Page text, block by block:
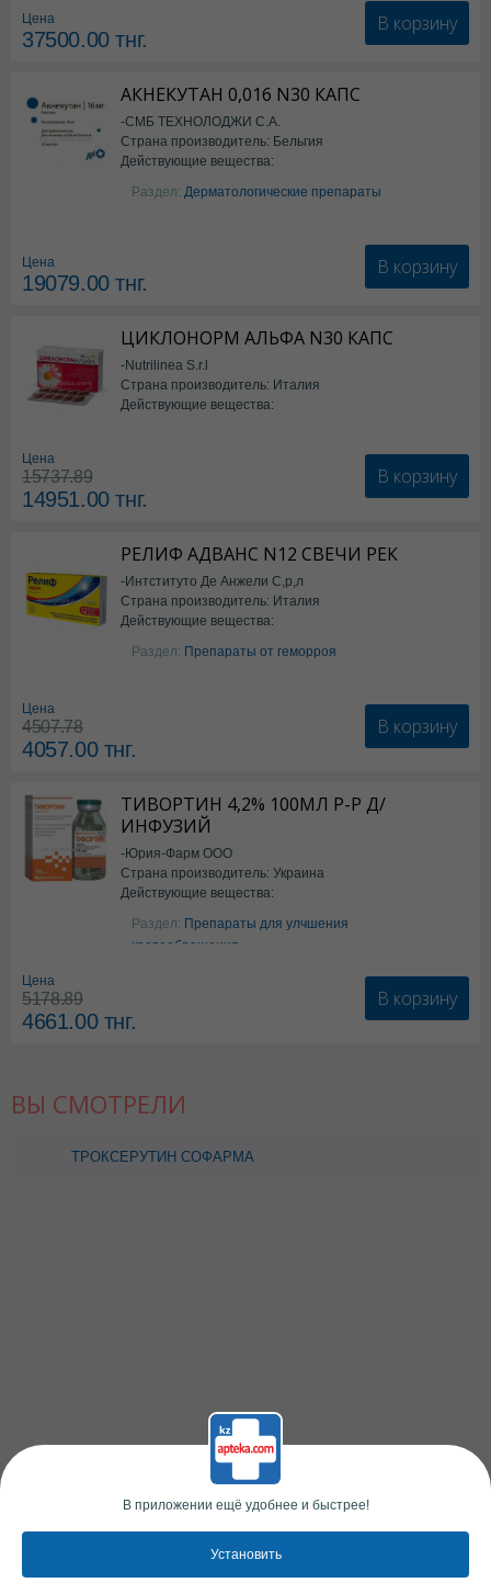
Цена
37500.00тнг.
В корзину
АКНЕКУТАН 0,016 N30 КАПС
-СМБ ТЕХНОЛОДЖИ С.А.
Страна производитель: Бельгия
Действующие вещества:
Изотретиноин
Раздел: Дерматологические препараты
Цена
19079.00тнг.
В корзину
ЦИКЛОНОРМ АЛЬФА N30 КАПС
-Nutrilinea S.r.l
Страна производитель: Италия
Действующие вещества:
Цена
15737.89
14951.00тнг.
В корзину
РЕЛИФ АДВАНС N12 СВЕЧИ РЕК
-Интституто Де Анжели С,р,л
Страна производитель: Италия
Действующие вещества:
Бензокаин
Раздел: Препараты от геморроя
Цена
4507.78
4057.00тнг.
В корзину
ТИВОРТИН 4,2% 100МЛ Р-Р Д/
ИНФУЗИЙ
-Юрия-Фарм ООО
Страна производитель: Украина
Действующие вещества:
Аргинин
Раздел: Препараты для улчшения
кровообращения
Цена
5178.89
4661.00тнг.
В корзину
ВЫ СМОТРЕЛИ
ТРОКСЕРУТИН СОФАРМА
В приложении ещё удобнее и быстрее!
Установить